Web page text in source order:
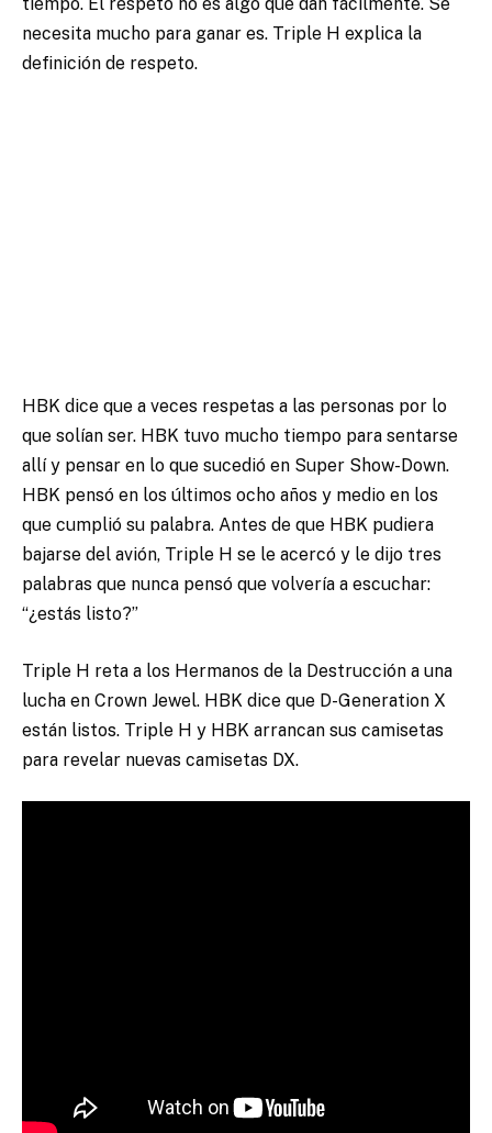
necesita mucho para ganar es. Triple H explica la
definición de respeto.
HBK dice que a veces respetas a las personas por lo
que solían ser. HBK tuvo mucho tiempo para sentarse
allí y pensar en lo que sucedió en Super Show-Down.
HBK pensó en los últimos ocho años y medio en los
que cumplió su palabra. Antes de que HBK pudiera
bajarse del avión, Triple H se le acercó y le dijo tres
palabras que nunca pensó que volvería a escuchar:
“¿estás listo?”
Triple H reta a los Hermanos de la Destrucción a una
lucha en Crown Jewel. HBK dice que D-Generation X
están listos. Triple H y HBK arrancan sus camisetas
para revelar nuevas camisetas DX.